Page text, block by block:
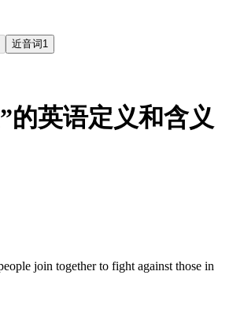
近音词1
的英语定义和含义
join together to fight against those in